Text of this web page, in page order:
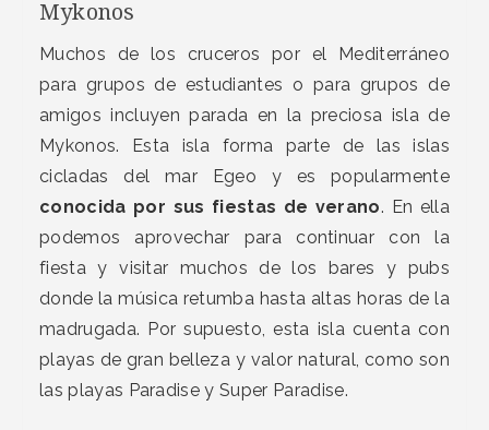
Mykonos
Muchos de los cruceros por el Mediterráneo
para grupos de estudiantes o para grupos de
amigos incluyen parada en la preciosa isla de
Mykonos. Esta isla forma parte de las islas
cicladas del mar Egeo y es popularmente
conocida por sus fiestas de verano. En ella
podemos aprovechar para continuar con la
fiesta y visitar muchos de los bares y pubs
donde la música retumba hasta altas horas de la
madrugada. Por supuesto, esta isla cuenta con
playas de gran belleza y valor natural, como son
las playas Paradise y Super Paradise.